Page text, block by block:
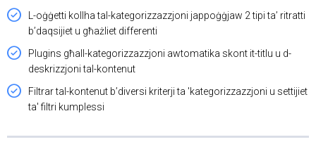
L-oġġetti kollha tal-kategorizzazzjoni jappoġġjaw 2 tipi ta’ ritratti
b’daqsijiet u għażliet differenti
Plugins għall-kategorizzazzjoni awtomatika skont it-titlu u d-
deskrizzjoni tal-kontenut
Filtrar tal-kontenut b’diversi kriterji ta 'kategorizzazzjoni u settijiet
ta' filtri kumplessi